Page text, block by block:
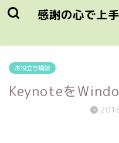
感謝の心で上
お役立ち情報
Keynoteを